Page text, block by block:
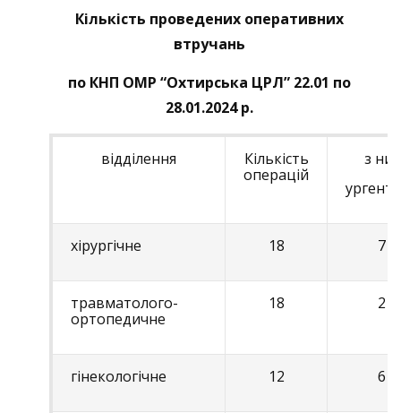
Кількість проведених оперативних
втручань
по КНП ОМР “Охтирська ЦРЛ” 22.01 по
28.01.2024 р.
відділення
Кількість
операцій
з них
хірургічне 18 7
травматолого-
ортопедичне
18 2
гінекологічне 12 6